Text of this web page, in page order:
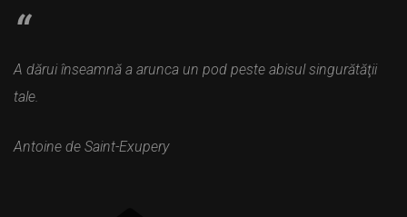
A dărui înseamnă a arunca un pod peste abisul singurătăţii
tale.
Antoine de Saint-Exupery